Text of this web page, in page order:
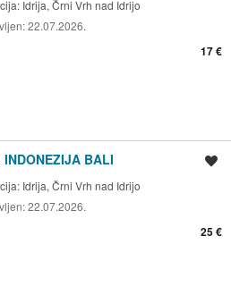
Idrija, Črni Vrh nad Idrijo
22.07.2026.
17 €
BALI
Idrija, Črni Vrh nad Idrijo
22.07.2026.
25 €